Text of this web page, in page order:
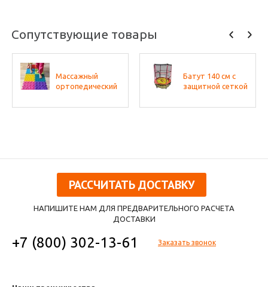
Сопутствующие товары
Массажный
ортопедический
шт. по 2 шт.
Батут 140 см с
защитной сеткой
Sport
РАССЧИТАТЬ ДОСТАВКУ
НАПИШИТЕ НАМ ДЛЯ ПРЕДВАРИТЕЛЬНОГО РАСЧЕТА
ДОСТАВКИ
+7 (800) 302-13-61 Заказать звонок